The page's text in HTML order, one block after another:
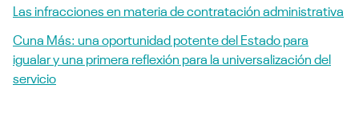
Las infracciones en materia de contratación administrativa
Cuna Más: una oportunidad potente del Estado para
igualar y una primera reflexión para la universalización del
servicio